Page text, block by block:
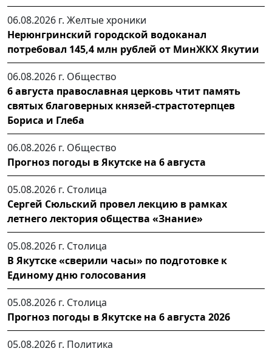
06.08.2026 г. Желтые хроники
Нерюнгринский городской водоканал
потребовал 145,4 млн рублей от МинЖКХ Якутии
06.08.2026 г. Общество
6 августа православная церковь чтит память
святых благоверных князей-страстотерпцев
Бориса и Глеба
06.08.2026 г. Общество
Прогноз погоды в Якутске на 6 августа
05.08.2026 г. Столица
Сергей Сюльский провел лекцию в рамках
летнего лектория общества «Знание»
05.08.2026 г. Столица
В Якутске «сверили часы» по подготовке к
Единому дню голосования
05.08.2026 г. Столица
Прогноз погоды в Якутске на 6 августа 2026
05.08.2026 г. Политика